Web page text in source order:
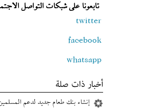
تابعونا على شبكات التواصل
twitter
facebook
whatsapp
أخبار ذات صلة
إنشاء بنك طعام جديد لدعم